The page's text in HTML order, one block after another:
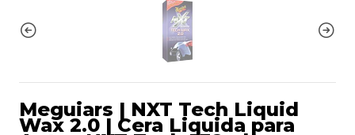
Meguiars | NXT Tech Liquid
Wax 2.0 | Cera Liquida para